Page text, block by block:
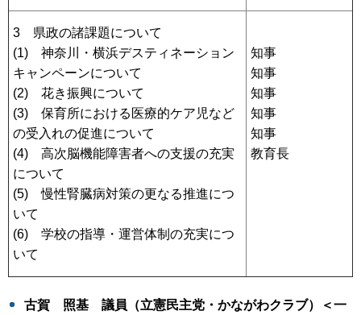
3 県政の諸課題について
(1) 神奈川・横浜デスティネーション
キャンペーンについて
(2) 花き振興について
(3) 保育所における医療的ケア児など
の受入れの促進について
(4) 高次脳機能障害者への支援の充実
について
(5) 慢性腎臓病対策の更なる推進につ
いて
(6) 学校の指導・運営体制の充実につ
いて
知事
知事
知事
知事
知事
教育長
古賀 照基 議員（立憲民主党・かながわクラブ）＜一